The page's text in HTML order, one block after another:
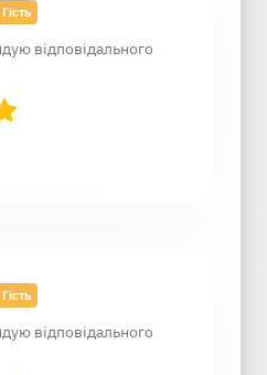
Гість
відповідального
Гість
відповідального